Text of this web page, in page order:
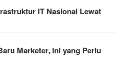
IT Nasional Lewat
Marketer, Ini yang Perlu